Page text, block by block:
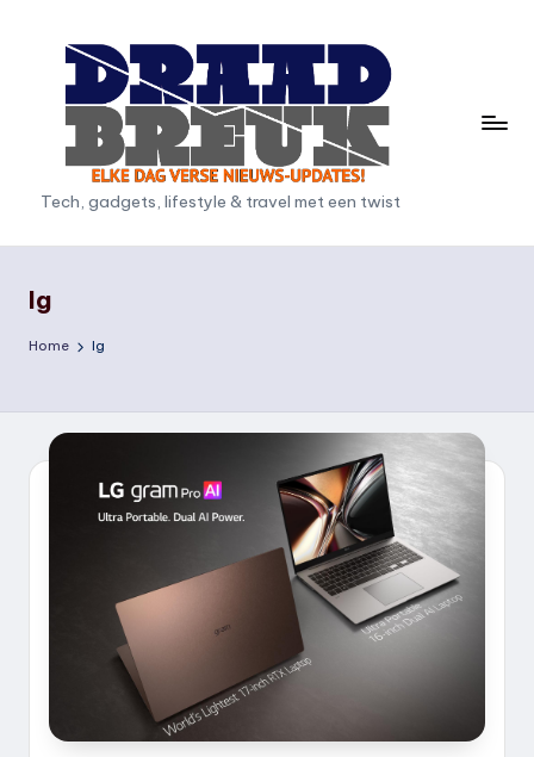
D
r
a
d
r
Tech, gadgets, lifestyle & travel met een twist
lg
Home lg